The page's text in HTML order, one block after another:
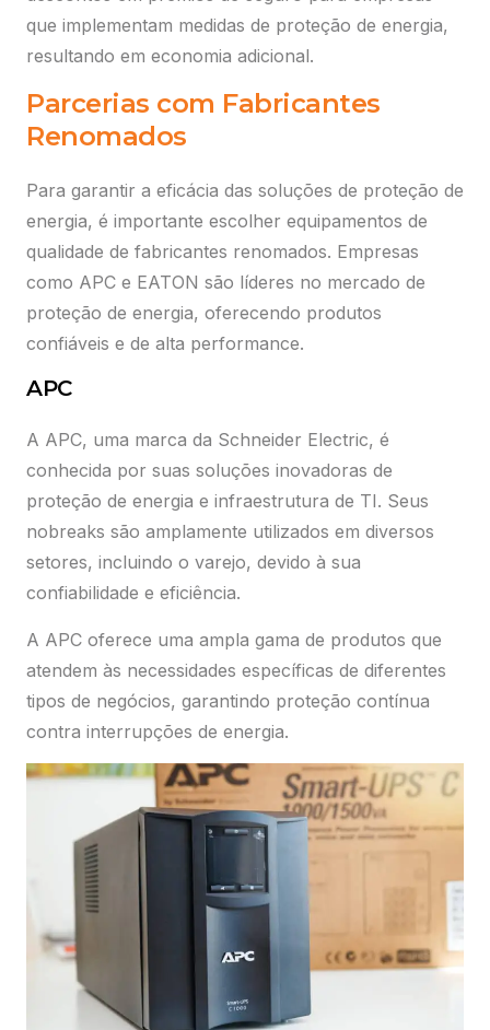
Solicite sua cotação abaixo:
Selecione abaixo uma das opções e faça
o login para acessar.
Acesse os serviços relacionados a comissões.
Preciso de ajuda
Serviços de pós-venda: emissão de 2ª via de NF,
boleto e consulta de status de pedido.
Preciso de ajuda
Plataforma Cloud
Plataforma Cloud para compra, venda e gestão de
produtos com autonomia.
que implementam medidas de proteção de energia,
resultando em economia adicional.
Parcerias com Fabricantes
Renomados
Para garantir a eficácia das soluções de proteção de
energia, é importante escolher equipamentos de
qualidade de fabricantes renomados. Empresas
como APC e EATON são líderes no mercado de
proteção de energia, oferecendo produtos
confiáveis e de alta performance.
APC
A APC, uma marca da Schneider Electric, é
conhecida por suas soluções inovadoras de
proteção de energia e infraestrutura de TI. Seus
nobreaks são amplamente utilizados em diversos
setores, incluindo o varejo, devido à sua
confiabilidade e eficiência.
A APC oferece uma ampla gama de produtos que
atendem às necessidades específicas de diferentes
tipos de negócios, garantindo proteção contínua
contra interrupções de energia.